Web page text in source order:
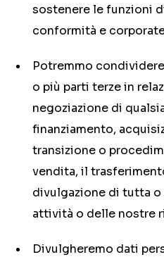
sostenere le funzioni
conformità e
Potremmo
o più parti terze in
negoziazione di
finanziamento,
transizione o
vendita, il
divulgazione di tutta o
attività o delle nostre
Divulgheremo dati